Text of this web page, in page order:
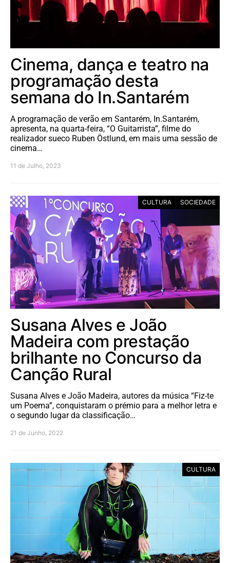
Cinema, dança e teatro na
programação desta
semana do In.Santarém
A programação de verão em Santarém, In.Santarém,
apresenta, na quarta-feira, “O Guitarrista”, filme do
realizador sueco Ruben Östlund, em mais uma sessão de
cinema…
11 de Julho, 2023
CULTURA SOCIEDADE
Susana Alves e João
Madeira com prestação
brilhante no Concurso da
Canção Rural
Susana Alves e João Madeira, autores da música “Fiz-te
um Poema”, conquistaram o prémio para a melhor letra e
o segundo lugar da classificação…
21 de Junho, 2022
CULTURA